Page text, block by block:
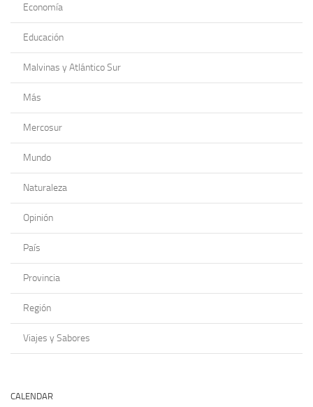
Economía
Educación
Malvinas y Atlántico Sur
Más
Mercosur
Mundo
Naturaleza
Opinión
País
Provincia
Región
Viajes y Sabores
CALENDAR